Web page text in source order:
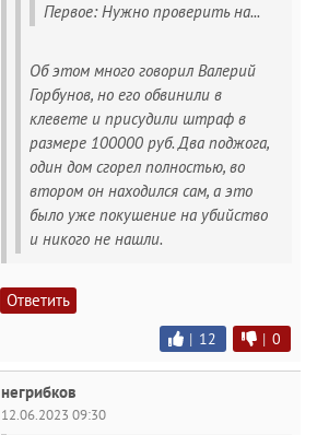
Первое: Нужно проверить на...
Об этом много говорил Валерий
Горбунов, но его обвинили в
клевете и присудили штраф в
размере 100000 руб. Два поджога,
один дом сгорел полностью, во
втором он находился сам, а это
было уже покушение на убийство
и никого не нашли.
Ответить
| 12 | 0
негрибков
12.06.2023 09:30